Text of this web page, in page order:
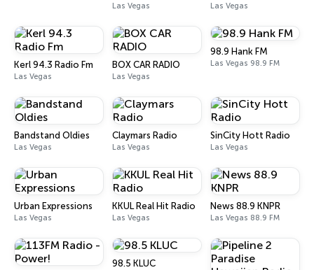
Las Vegas Las Vegas
Kerl 94.3 Radio Fm
Las Vegas
BOX CAR RADIO
Las Vegas
98.9 Hank FM
Las Vegas 98.9 FM
Bandstand Oldies
Las Vegas
Claymars Radio
Las Vegas
SinCity Hott Radio
Las Vegas
Urban Expressions
Las Vegas
KKUL Real Hit Radio
Las Vegas
News 88.9 KNPR
Las Vegas 88.9 FM
98.5 KLUC